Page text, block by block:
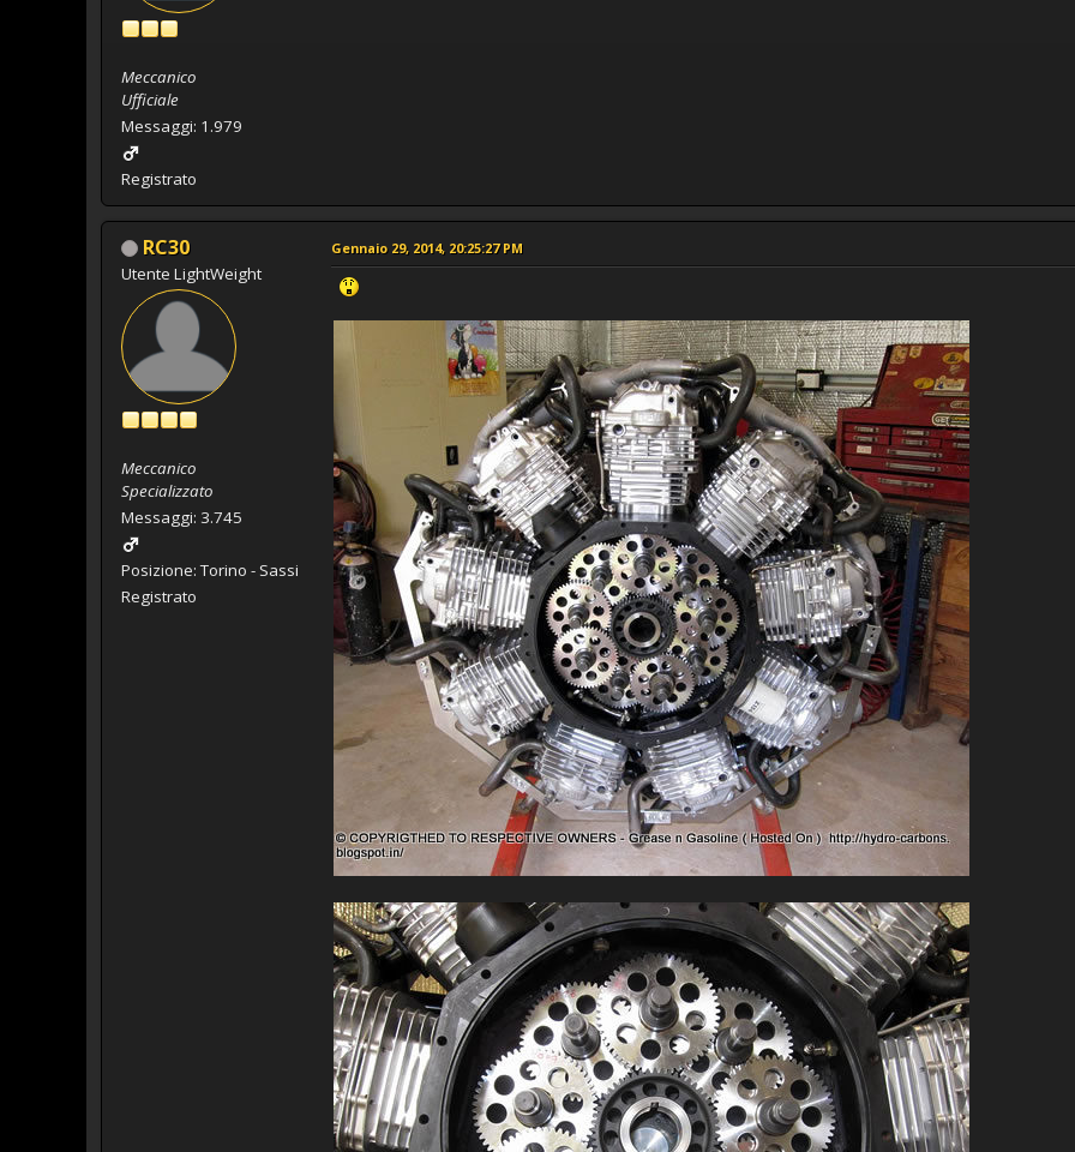
Meccanico
Ufficiale
Messaggi: 1.979
Registrato
RC30
Utente LightWeight
Meccanico
Specializzato
Messaggi: 3.745
Posizione: Torino - Sassi
Registrato
Gennaio 29, 2014, 20:25:27 PM